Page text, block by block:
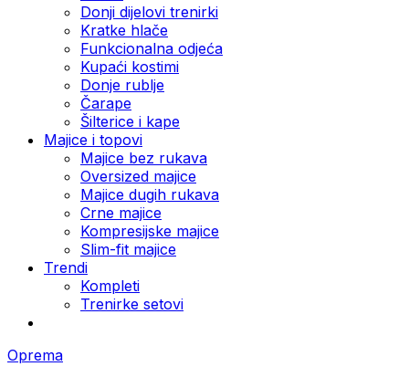
Donji dijelovi trenirki
Kratke hlače
Funkcionalna odjeća
Kupaći kostimi
Donje rublje
Čarape
Šilterice i kape
Majice i topovi
Majice bez rukava
Oversized majice
Majice dugih rukava
Crne majice
Kompresijske majice
Slim-fit majice
Trendi
Kompleti
Trenirke setovi
Oprema